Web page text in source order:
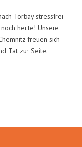
Torbay stressfrei
heute! Unsere
freuen sich
Tat zur Seite.